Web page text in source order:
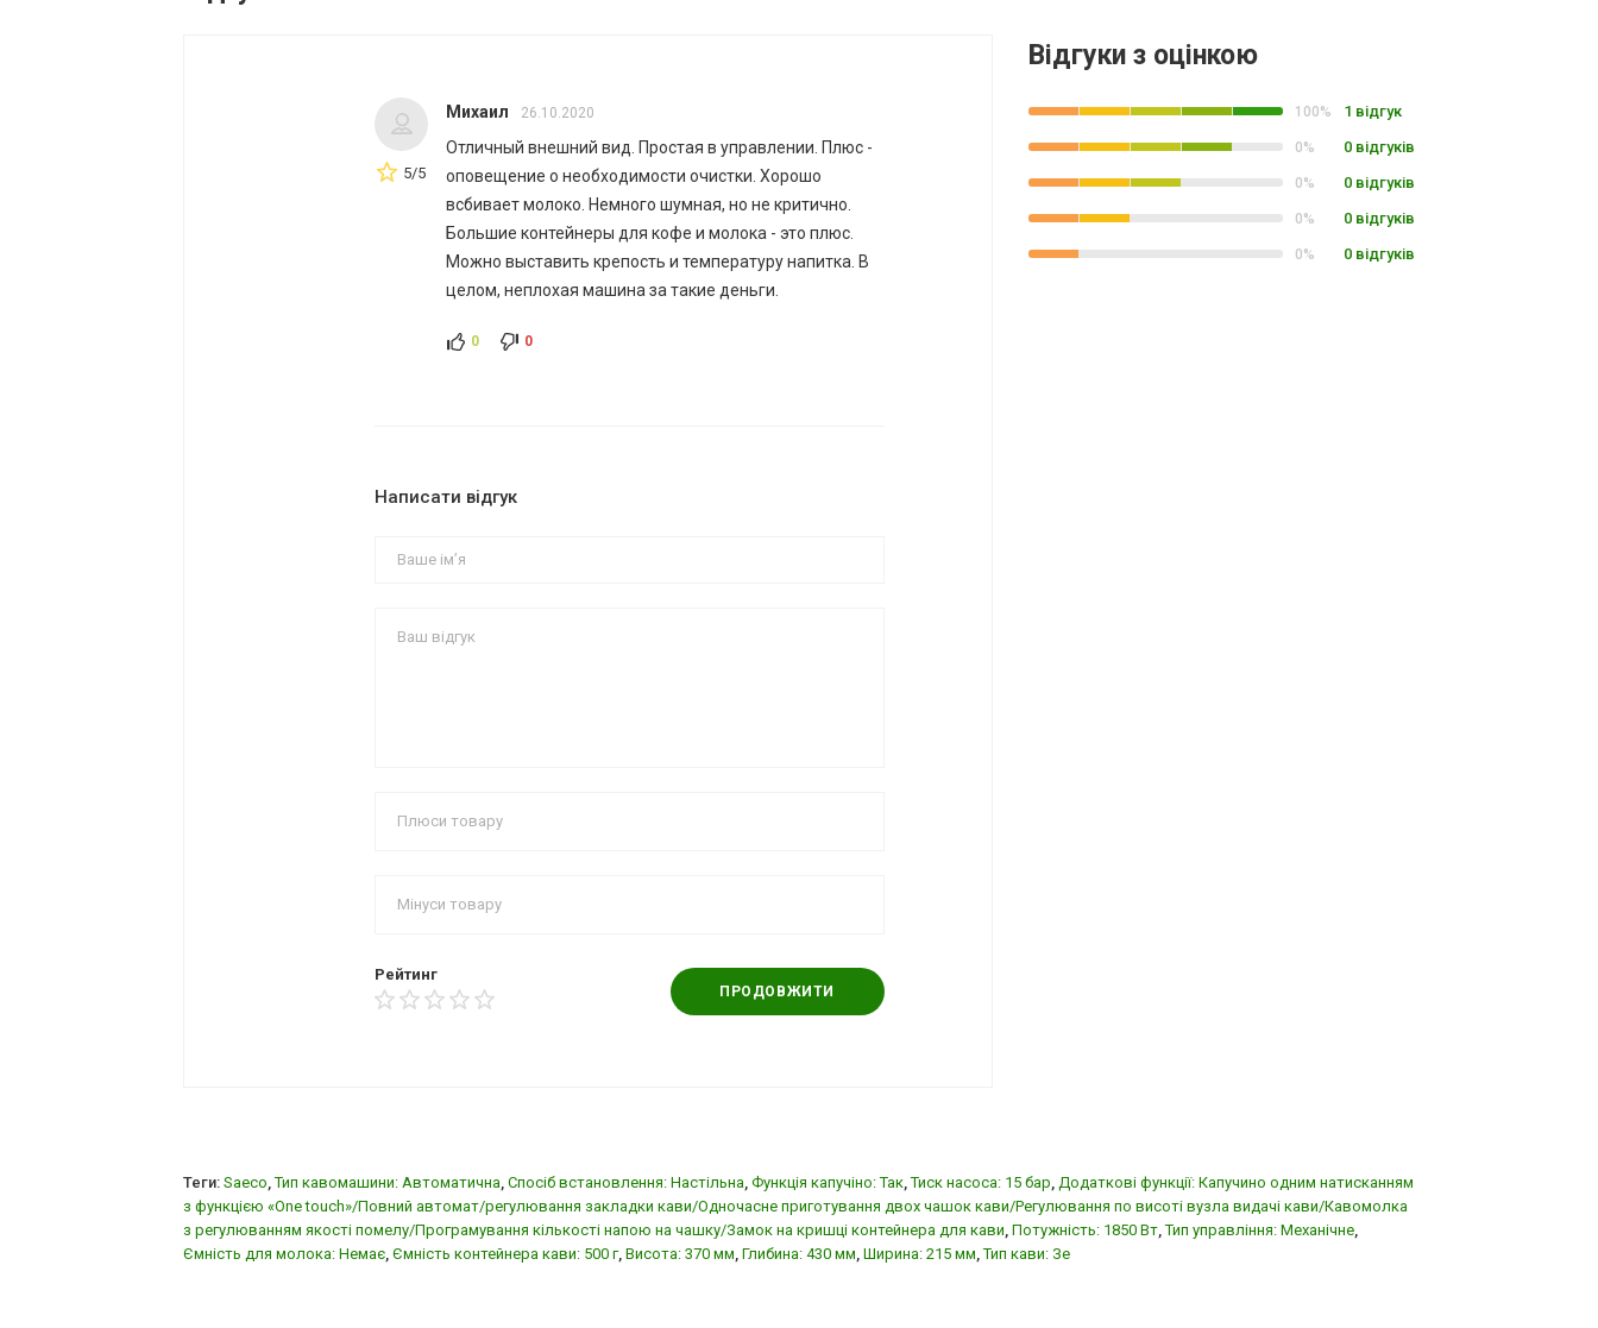
5/5
Михаил 26.10.2020
Отличный внешний вид. Простая в управлении. Плюс -
оповещение о необходимости очистки. Хорошо
всбивает молоко. Немного шумная, но не критично.
Большие контейнеры для кофе и молока - это плюс.
Можно выставить крепость и температуру напитка. В
целом, неплохая машина за такие деньги.
0 0
Написати відгук
Рейтинг
ПРОДОВЖИТИ
Відгуки з оцінкою
100% 1 відгук
0% 0 відгуків
0% 0 відгуків
0% 0 відгуків
0% 0 відгуків
Теги:Saeco ,Тип кавомашини: Автоматична ,Спосіб встановлення: Настільна ,Функція капучіно: Так ,Тиск насоса: 15 бар Додаткові функції: Капучино одним натисканням
з функцією «One touch»/Повний автомат/регулювання закладки кави/Одночасне приготування двох чашок кави/Регулювання по висоті вузла видачі кави/Кавомолка
з регулюванням якості помелу/Програмування кількості напою на чашку/Замок на кришці контейнера для кави ,Потужність: 1850 Вт ,Тип управління: Механічне
Ємність для молока: Немає ,Ємність контейнера кави: 500 г,Висота: 370 мм ,Глибина: 430 мм ,Ширина: 215 мм ,Тип кави: Зе